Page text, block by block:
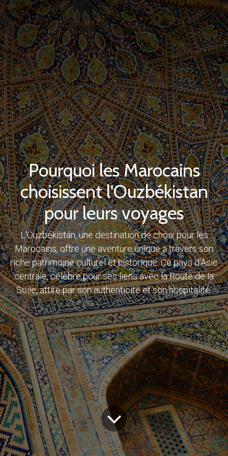
Pourquoi les Marocains
choisissent l'Ouzbékistan
pour leurs voyages
L'Ouzbékistan, une destination de choix pour les
Marocains, offre une aventure unique à travers son
riche patrimoine culturel et historique. Ce pays d'Asie
centrale, célèbre pour ses liens avec la Route de la
Soile, attire par son authenticité et son hospitalité.